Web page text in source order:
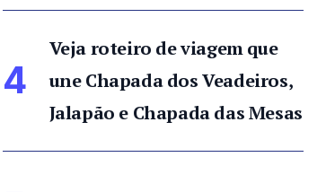
4
Veja roteiro de viagem que
une Chapada dos Veadeiros,
Jalapão e Chapada das Mesas